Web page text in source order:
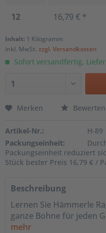
12 16,79 € *
Inhalt: 1 Kilogramm
inkl. MwSt. zzgl. Versandkosten
Sofort versandfertig,
Merken Bewerten
Artikel-Nr.:
H-89
Packungseinheit:
Packungseinheit reduziert
Stück bester Preis 16,79 € /
Beschreibung
Lernen Sie Hämmerle
ganze Bohne für jeden
mehr